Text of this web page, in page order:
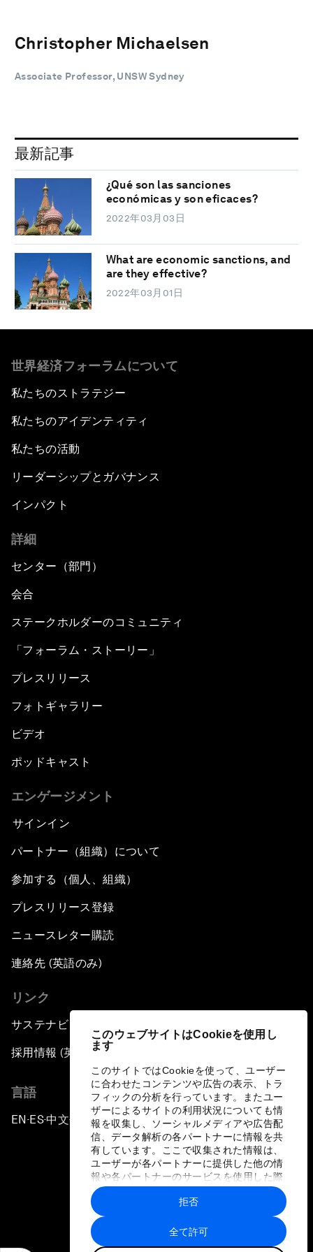
このウェブサイトはCookieを使用し
ます
このサイトではCookieを使って、ユーザー
に合わせたコンテンツや広告の表示、トラ
フィックの分析を行っています。またユー
ザーによるサイトの利用状況についても情
報を収集し、ソーシャルメディアや広告配
信、データ解析の各パートナーに情報を共
有しています。ここで収集された情報は、
ユーザーが各パートナーに提供した他の情
報や各パートナーのサービスを使用した際
に収集された情報と組み合わされ、各パー
トナーによって使用されることがありま
す。
全て許可
拒否
Christopher Michaelsen
Associate Professor, UNSW Sydney
最新記事
¿Qué son las sanciones
económicas y son eficaces?
2022年03月03日
What are economic sanctions, and
are they effective?
2022年03月01日
世界経済フォーラムについて
私たちのストラテジー
私たちのアイデンティティ
私たちの活動
リーダーシップとガバナンス
インパクト
詳細
センター（部門）
会合
ステークホルダーのコミュニティ
「フォーラム・ストーリー」
プレスリリース
フォトギャラリー
ビデオ
ポッドキャスト
エンゲージメント
サインイン
パートナー（組織）について
参加する（個人、組織）
プレスリリース登録
ニュースレター購読
連絡先 (英語のみ)
リンク
サステナビリティへの取り組み
採用情報 (英語のみ)
言語
EN ▪ES▪中文▪ 日本語
プライバシーポリシーと利用規約
サイトマップ